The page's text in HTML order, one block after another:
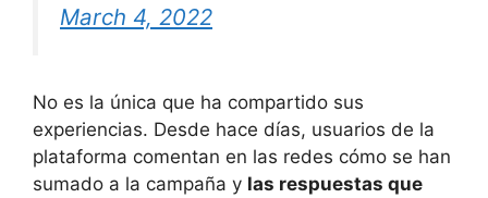
March 4, 2022
No es la única que ha compartido sus
experiencias. Desde hace días, usuarios de la
plataforma comentan en las redes cómo se han
sumado a la campaña y las respuestas que